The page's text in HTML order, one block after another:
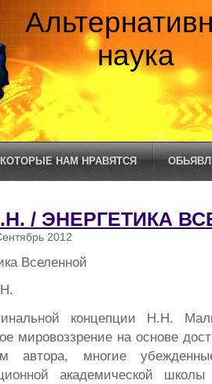
наука
НАМ НРАВЯТСЯ
/ ЭНЕРГЕТИКА
2012
Вселенной
концепции Н.Н.
мировоззрение на основе
автора, мноrие
академической